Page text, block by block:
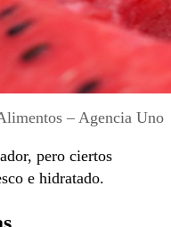
– Agencia Uno
pero ciertos
e hidratado.